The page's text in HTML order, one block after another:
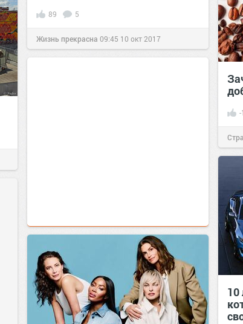
89 5
Жизнь прекрасна 09:45 10 окт 2017
-1
10